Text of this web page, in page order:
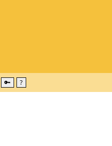
🔑 ?